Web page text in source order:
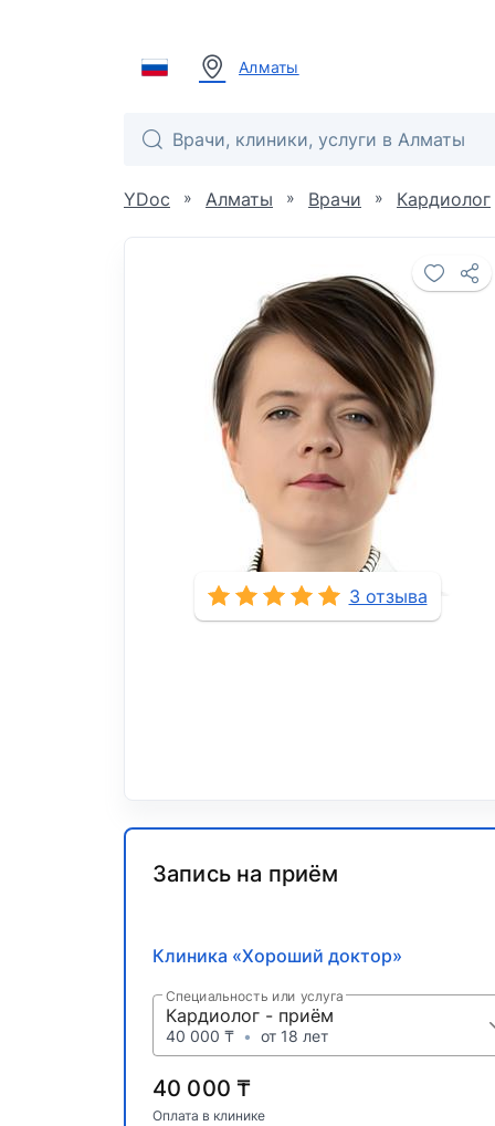
Алматы
YDoc » Алматы » Врачи » Кардиолог
3 отзыва
Запись на приём
Клиника «Хороший доктор»
Специальность или услуга
Кардиолог - приём
40 000 ₸ • от 18 лет
40 000 ₸
Оплата в клинике